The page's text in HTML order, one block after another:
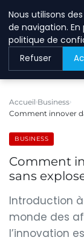
Accueil Business
Comment innover
BUSINESS
Comment
sans
Introduction
monde des
l’innovation
Nous utilisons
de navigation.
politique de
Refuser